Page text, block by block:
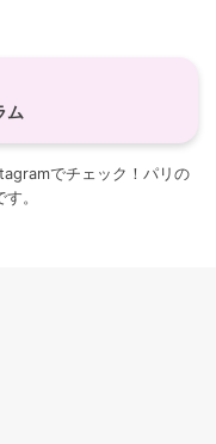
ム
でチェック！パリの
。